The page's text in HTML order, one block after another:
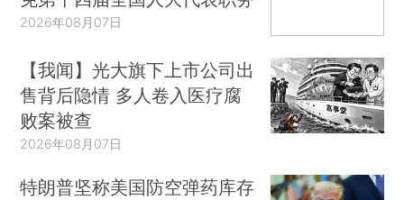
2026年08月07日
【我闻】光大旗下上市公司出
售背后隐情 多人卷入医疗腐
败案被查
2026年08月07日
特朗普坚称美国防空弹药库存